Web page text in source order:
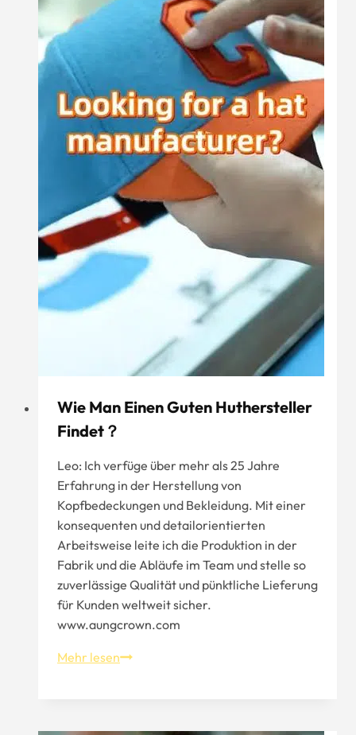
Wie Man Einen Guten Huthersteller
Findet？
Leo: Ich verfüge über mehr als 25 Jahre
Erfahrung in der Herstellung von
Kopfbedeckungen und Bekleidung. Mit einer
konsequenten und detailorientierten
Arbeitsweise leite ich die Produktion in der
Fabrik und die Abläufe im Team und stelle so
zuverlässige Qualität und pünktliche Lieferung
für Kunden weltweit sicher.
www.aungcrown.com
Mehr lesenWie